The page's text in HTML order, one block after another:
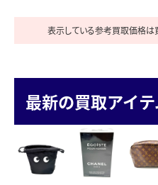
表示している参考買取価格は
最新の買取アイ